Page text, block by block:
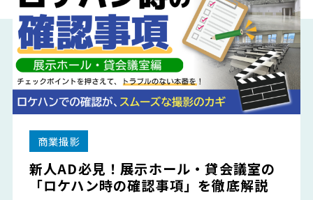
商業撮影
新人AD必見！展示ホール・貸会議室の
「ロケハン時の確認事項」を徹底解説